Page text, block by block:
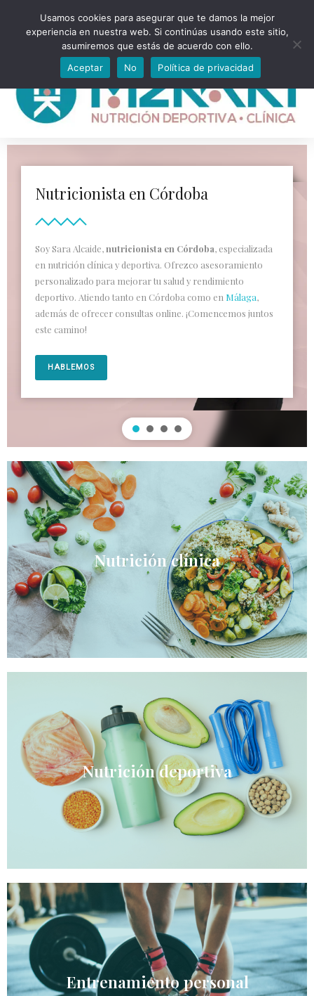
Nutricionista en Córdoba
Soy Sara Alcaide,nutricionista en Córdoba, especializada
en nutrición clínica y deportiva. Ofrezco asesoramiento
personalizado para mejorar tu salud y rendimiento
deportivo. Atiendo tanto en Córdoba como en Málaga,
además de ofrecer consultas online. ¡Comencemos juntos
este camino!
HABLEMOS
Nutrición clínica
Nutrición deportiva
Entrenamiento personal
Usamos cookies para asegurar que te damos la mejor
experiencia en nuestra web. Si continúas usando este sitio,
asumiremos que estás de acuerdo con ello.
Aceptar
No Política de privacidad